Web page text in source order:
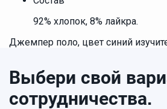
92% хлопок, 8% лайкра.
Джемпер поло, цвет синий
Выбери свой
сотрудничества.